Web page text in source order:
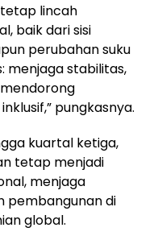
tetap lincah
baik dari sisi
perubahan suku
menjaga stabilitas,
pungkasnya.
kuartal ketiga,
tetap menjadi
menjaga
pembangunan di
global.